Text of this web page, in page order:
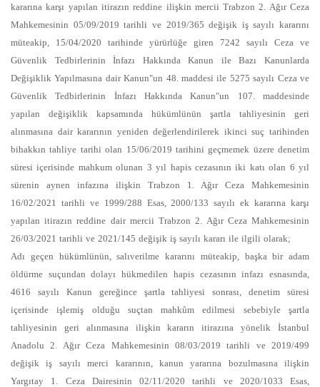
kararına karşı yapılan itirazın reddine ilişkin mercii Trabzon 2. Ağır Ceza
Mahkemesinin 05/09/2019 tarihli ve 2019/365 değişik iş sayılı kararını
müteakip, 15/04/2020 tarihinde yürürlüğe giren 7242 sayılı Ceza ve
Güvenlik Tedbirlerinin İnfazı Hakkında Kanun ile Bazı Kanunlarda
Değişiklik Yapılmasına dair Kanun"un 48. maddesi ile 5275 sayılı Ceza ve
Güvenlik Tedbirlerinin İnfazı Hakkında Kanun"un 107. maddesinde
yapılan değişiklik kapsamında hükümlünün şartla tahliyesinin geri
alınmasına dair kararının yeniden değerlendirilerek ikinci suç tarihinden
bihakkın tahliye tarihi olan 15/06/2019 tarihini geçmemek üzere denetim
süresi içerisinde mahkum olunan 3 yıl hapis cezasının iki katı olan 6 yıl
sürenin aynen infazına ilişkin Trabzon 1. Ağır Ceza Mahkemesinin
16/02/2021 tarihli ve 1999/288 Esas, 2000/133 sayılı ek kararına karşı
yapılan itirazın reddine dair mercii Trabzon 2. Ağır Ceza Mahkemesinin
26/03/2021 tarihli ve 2021/145 değişik iş sayılı kararı ile ilgili olarak;
Adı geçen hükümlünün, salıverilme kararını müteakip, başka bir adam
öldürme suçundan dolayı hükmedilen hapis cezasının infazı esnasında,
4616 sayılı Kanun gereğince şartla tahliyesi sonrası, denetim süresi
içerisinde işlemiş olduğu suçtan mahkûm edilmesi sebebiyle şartla
tahliyesinin geri alınmasına ilişkin kararın itirazına yönelik İstanbul
Anadolu 2. Ağır Ceza Mahkemesinin 08/03/2019 tarihli ve 2019/499
değişik iş sayılı merci kararının, kanun yararına bozulmasına ilişkin
Yargıtay 1. Ceza Dairesinin 02/11/2020 tarihli ve 2020/1033 Esas,